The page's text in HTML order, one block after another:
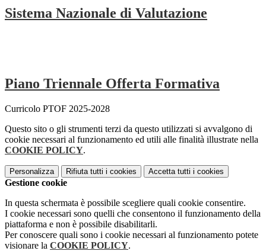
Sistema Nazionale di Valutazione
Piano Triennale Offerta Formativa
Curricolo PTOF 2025-2028
Questo sito o gli strumenti terzi da questo utilizzati si avvalgono di
cookie necessari al funzionamento ed utili alle finalità illustrate nella
COOKIE POLICY.
Personalizza Rifiuta tutti i cookies Accetta tutti i cookies
Gestione cookie
In questa schermata è possibile scegliere quali cookie consentire.
I cookie necessari sono quelli che consentono il funzionamento della
piattaforma e non è possibile disabilitarli.
Per conoscere quali sono i cookie necessari al funzionamento potete
visionare la COOKIE POLICY.